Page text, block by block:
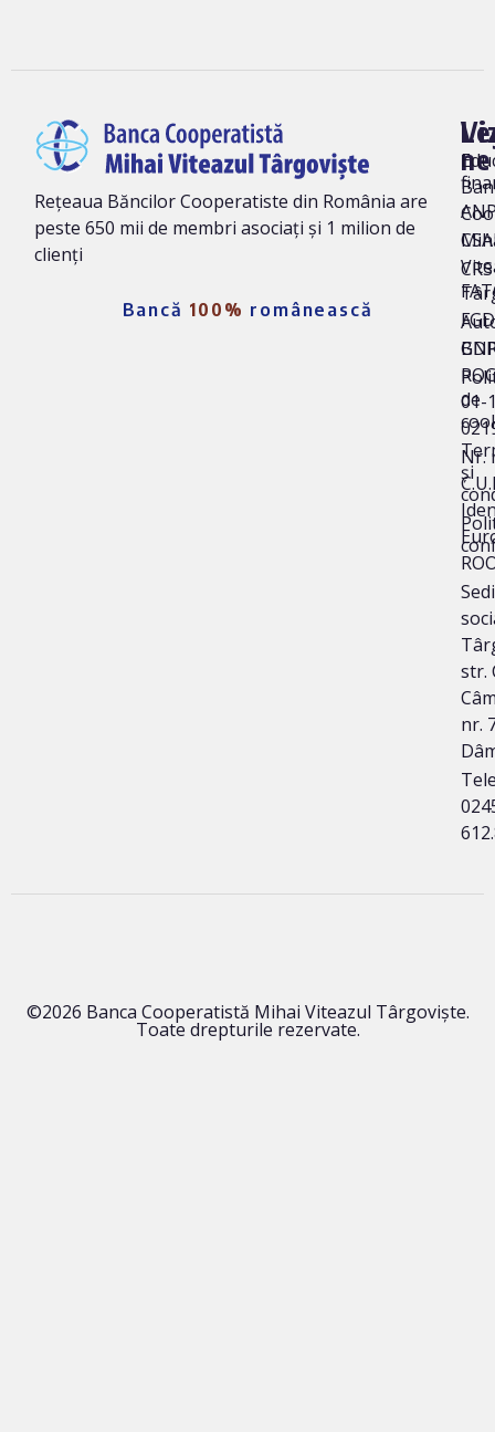
Rețeaua Băncilor Cooperatiste din România are
peste 650 mii de membri asociați și 1 milion de
clienți
Bancă 100% românească
ne
01-
Nr.
str.
nr.
de
și
©2026 Banca Cooperatistă Mihai Viteazul Târgoviște.
Toate drepturile rezervate.